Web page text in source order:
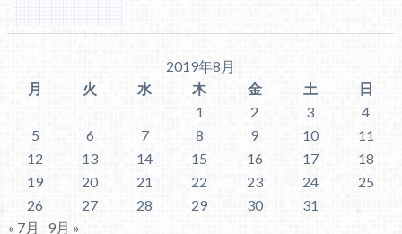
2019年8月
月
火 水 木 金 土
日
1
2 3
4
5
6 7 8 9 10
11
12
13 14 15 16 17
18
19
20 21 22 23 24
25
26
27 28 29 30
31
« 7月
9月 »